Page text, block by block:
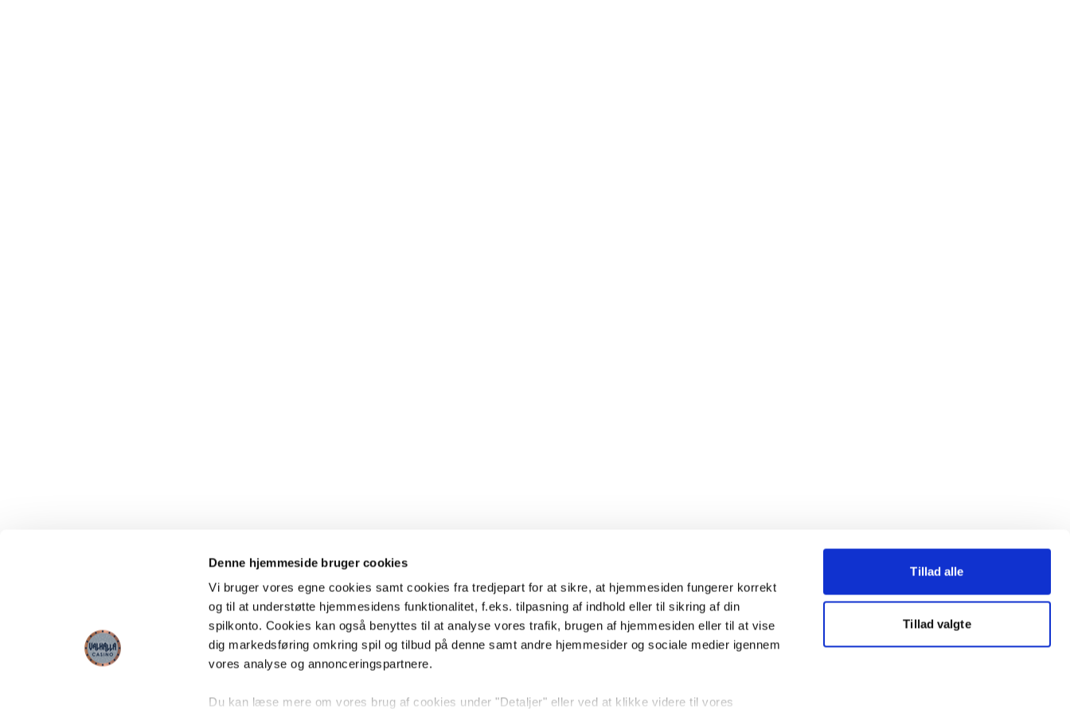
Denne hjemmeside bruger cookies
Vi bruger vores egne cookies samt cookies fra tredjepart for at sikre, at hjemmesiden fungerer korrekt
og til at understøtte hjemmesidens funktionalitet, f.eks. tilpasning af indhold eller til sikring af din
spilkonto. Cookies kan også benyttes til at analyse vores trafik, brugen af hjemmesiden eller til at vise
dig markedsføring omkring spil og tilbud på denne samt andre hjemmesider og sociale medier igennem
vores analyse og annonceringspartnere.
Du kan læse mere om vores brug af cookies under "Detaljer" eller ved at klikke videre til vores
Tillad alle
Tillad valgte